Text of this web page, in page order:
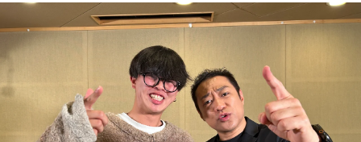
イベント・グッズ
YouTube
会社情報